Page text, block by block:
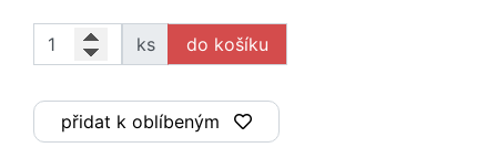
ks
přidat k oblíbeným